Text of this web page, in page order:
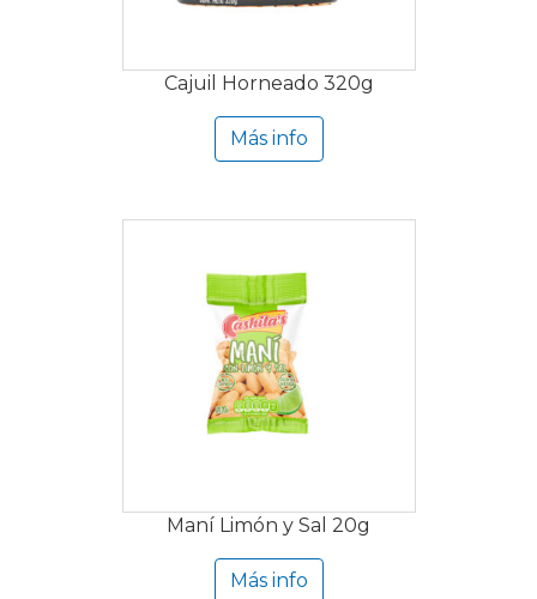
Cajuil Horneado 320g
Más info
Maní Limón y Sal 20g
Más info